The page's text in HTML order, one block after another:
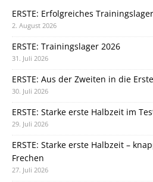
ERSTE: Erfolgreiches
2. August 2026
ERSTE: Trainingslager 2026
31. Juli 2026
ERSTE: Aus der Zweiten in die
30. Juli 2026
ERSTE: Starke erste Halbzeit im
29. Juli 2026
ERSTE: Starke erste Halbzeit –
Frechen
27. Juli 2026